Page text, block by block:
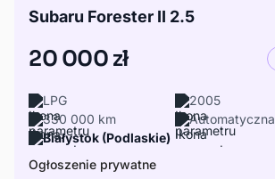
Subaru Forester II 2.5
20 000 zł
LPG
2005
330 000 km
Automatyczna
Białystok (Podlaskie)
Ogłoszenie prywatne